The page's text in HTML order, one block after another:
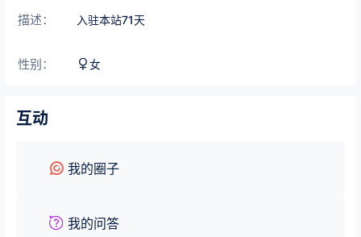
描述： 入驻本站71天
性别： 女
互动
我的圈子
我的问答